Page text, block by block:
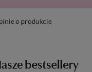
o produkcie
bestsellery